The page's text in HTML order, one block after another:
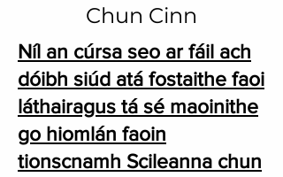
Chun Cinn
Níl an cúrsa seo ar fáil ach
dóibh siúd atá fostaithe faoi
láthairagus tá sé maoinithe
go hiomlán faoin
tionscnamh Scileanna chun